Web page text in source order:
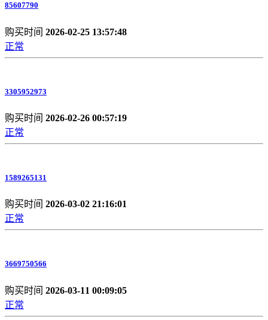
85607790
购买时间 2026-02-25 13:57:48
正常
3305952973
购买时间 2026-02-26 00:57:19
正常
1589265131
购买时间 2026-03-02 21:16:01
正常
3669750566
购买时间 2026-03-11 00:09:05
正常